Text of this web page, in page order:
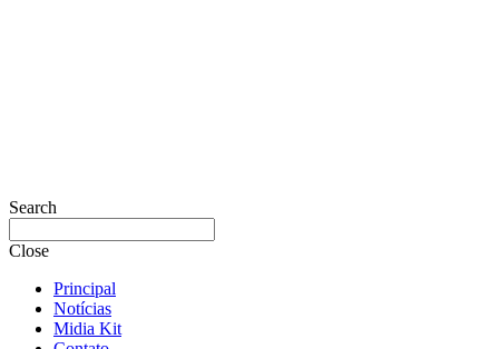
Search
Close
Principal
Notícias
Midia Kit